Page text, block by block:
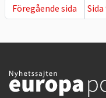
Föregående sida
Föregående sida